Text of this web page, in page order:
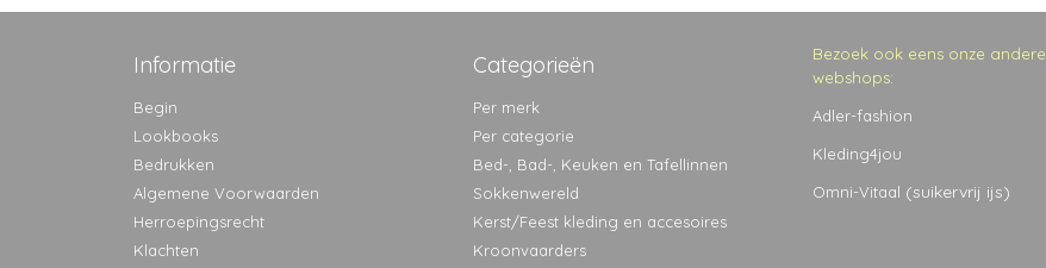
Informatie
Begin
Lookbooks
Bedrukken
Algemene Voorwaarden
Herroepingsrecht
Klachten
Categorieën
Per merk
Per categorie
Bed-, Bad-, Keuken en Tafellinnen
Sokkenwereld
Kerst/Feest kleding en accesoires
Kroonvaarders
Bezoek ook eens onze andere
webshops:
Adler-fashion
Kleding4jou
Omni-Vitaal (suikervrij ijs)